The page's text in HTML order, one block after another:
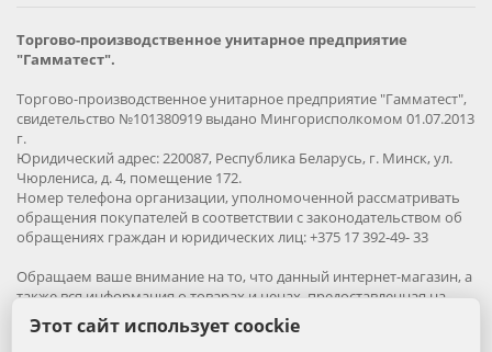
Торгово-производственное унитарное предприятие
"Гамматест".
Торгово-производственное унитарное предприятие "Гамматест",
свидетельство №101380919 выдано Мингорисполкомом 01.07.2013
г.
Юридический адрес: 220087, Республика Беларусь, г. Минск, ул.
Чюрлениса, д. 4, помещение 172.
Номер телефона организации, уполномоченной рассматривать
обращения покупателей в соответствии с законодательством об
обращениях граждан и юридических лиц: +375 17 392-49- 33
Обращаем ваше внимание на то, что данный интернет-магазин, а
также вся информация о товарах и ценах, предоставленная на
нём, носит исключительно информационный характер и ни при
каких условиях не является публичной офертой.
Этот сайт использует coockie